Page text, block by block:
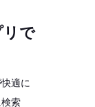
リで
適に
索